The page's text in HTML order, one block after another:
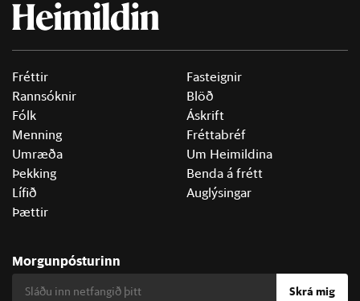
Fréttir
Rannsóknir
Fólk
Menning
Umræða
Þekking
Lífið
Þættir
Fasteignir
Blöð
Áskrift
Fréttabréf
Um Heimildina
Benda á frétt
Auglýsingar
Morgunpósturinn
Skrá mig